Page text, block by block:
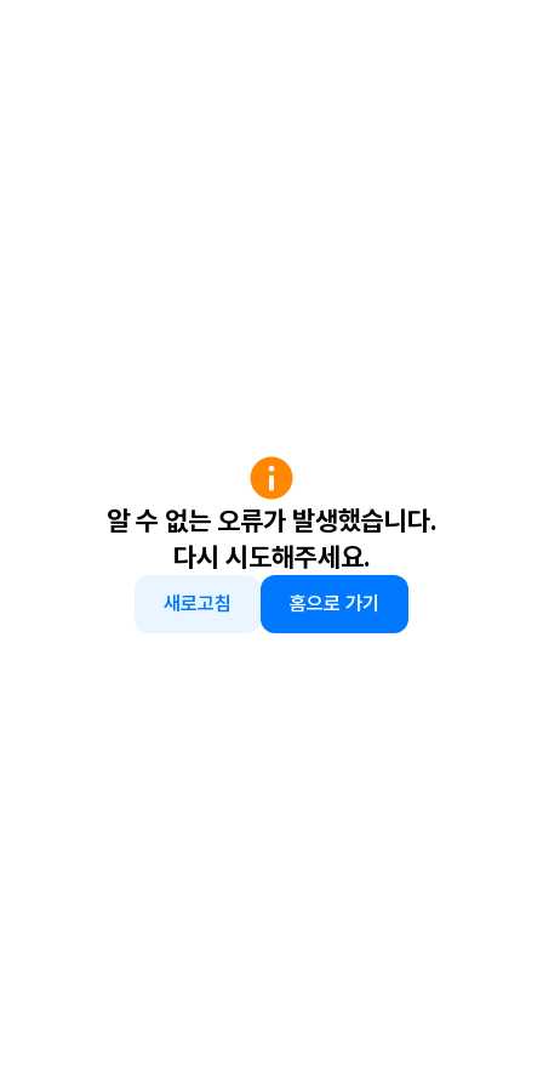
알 수 없는 오류가 발생했습니다.
다시 시도해주세요.
새로고침 홈으로 가기